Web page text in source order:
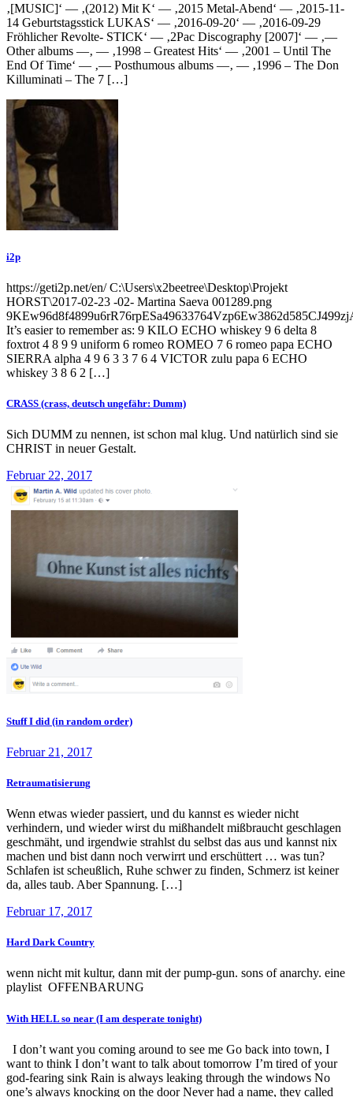
‚[MUSIC]‘ — ‚(2012) Mit K‘ — ‚2015 Metal-Abend‘ — ‚2015-11-
14 Geburtstagsstick LUKAS‘ — ‚2016-09-20‘ — ‚2016-09-29
Fröhlicher Revolte- STICK‘ — ‚2Pac Discography [2007]‘ — ‚—
Other albums —‚ — ‚1998 – Greatest Hits‘ — ‚2001 – Until The
End Of Time‘ — ‚— Posthumous albums —‚ — ‚1996 – The Don
Killuminati – The 7 […]
i2p
https://geti2p.net/en/ C:\Users\x2beetree\Desktop\Projekt
HORST\2017-02-23 -02- Martina Saeva 001289.png
It’s easier to remember as: 9 KILO ECHO whiskey 9 6 delta 8
foxtrot 4 8 9 9 uniform 6 romeo ROMEO 7 6 romeo papa ECHO
SIERRA alpha 4 9 6 3 3 7 6 4 VICTOR zulu papa 6 ECHO
whiskey 3 8 6 2 […]
CRASS (crass, deutsch ungefähr: Dumm)
Sich DUMM zu nennen, ist schon mal klug. Und natürlich sind sie
CHRIST in neuer Gestalt.
Februar 22, 2017
Stuff I did (in random order)
Februar 21, 2017
Retraumatisierung
Wenn etwas wieder passiert, und du kannst es wieder nicht
verhindern, und wieder wirst du mißhandelt mißbraucht geschlagen
geschmäht, und irgendwie strahlst du selbst das aus und kannst nix
machen und bist dann noch verwirrt und erschüttert … was tun?
Schlafen ist scheußlich, Ruhe schwer zu finden, Schmerz ist keiner
da, alles taub. Aber Spannung. […]
Februar 17, 2017
Hard Dark Country
wenn nicht mit kultur, dann mit der pump-gun. sons of anarchy. eine
playlist OFFENBARUNG
With HELL so near (I am desperate tonight)
I don’t want you coming around to see me Go back into town, I
want to think I don’t want to talk about tomorrow I’m tired of your
god-fearing sink Rain is always leaking through the windows No
one’s always knocking on the door Never had a name, they called